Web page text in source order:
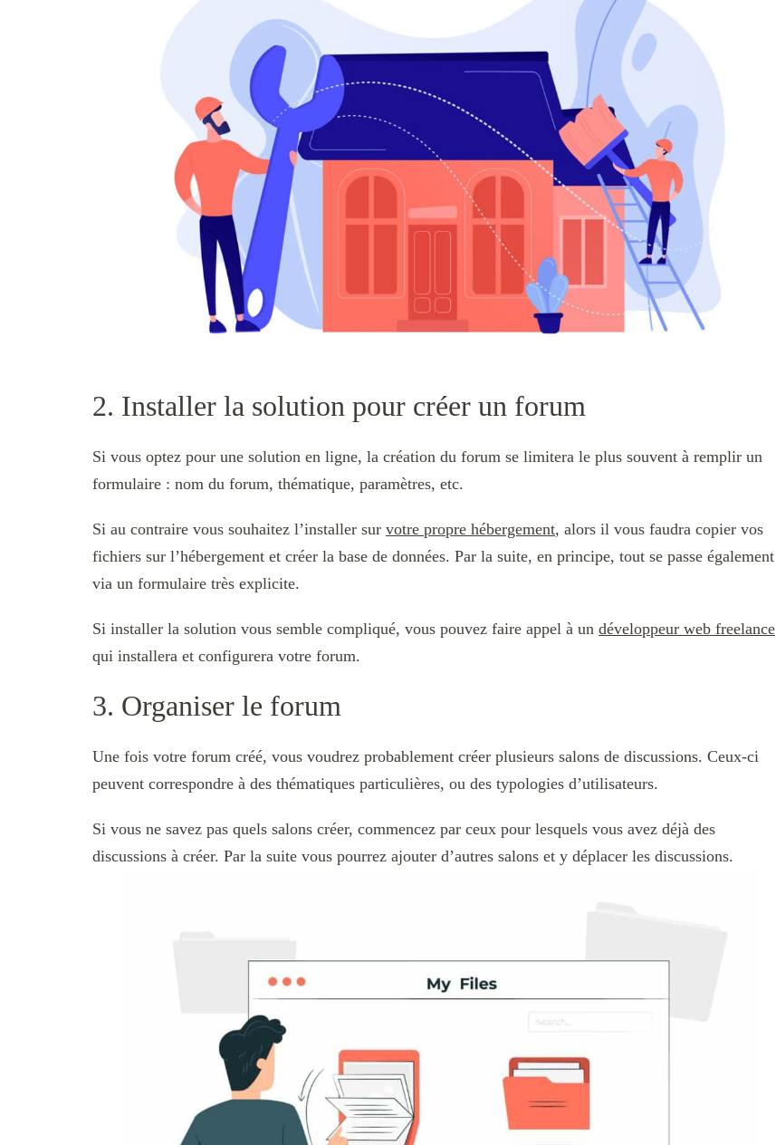
2. Installer la solution pour créer un forum
Si vous optez pour une solution en ligne, la création du forum se limitera le plus souvent à remplir un
formulaire : nom du forum, thématique, paramètres, etc.
Si au contraire vous souhaitez l’installer sur votre propre hébergement, alors il vous faudra copier vos
fichiers sur l’hébergement et créer la base de données. Par la suite, en principe, tout se passe également
via un formulaire très explicite.
Si installer la solution vous semble compliqué, vous pouvez faire appel à un développeur web freelance
qui installera et configurera votre forum.
3. Organiser le forum
Une fois votre forum créé, vous voudrez probablement créer plusieurs salons de discussions. Ceux-ci
peuvent correspondre à des thématiques particulières, ou des typologies d’utilisateurs.
Si vous ne savez pas quels salons créer, commencez par ceux pour lesquels vous avez déjà des
discussions à créer. Par la suite vous pourrez ajouter d’autres salons et y déplacer les discussions.